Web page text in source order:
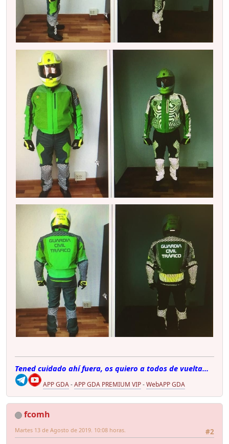
Tened cuidado ahí fuera, os quiero a todos de vuelta...
APP GDA-APP GDA PREMIUM VIP-WebAPP GDA
fcomh
#2
Martes 13 de Agosto de 2019. 10:08 horas.